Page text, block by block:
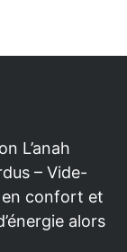
L’anah
– Vide-
en confort et
alors